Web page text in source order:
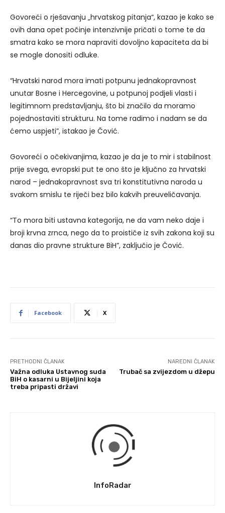
Govoreći o rješavanju „hrvatskog pitanja“, kazao je kako se
ovih dana opet počinje intenzivnije pričati o tome te da
smatra kako se mora napraviti dovoljno kapaciteta da bi
se mogle donositi odluke.
“Hrvatski narod mora imati potpunu jednakopravnost
unutar Bosne i Hercegovine, u potpunoj podjeli vlasti i
legitimnom predstavljanju, što bi značilo da moramo
pojednostaviti strukturu. Na tome radimo i nadam se da
ćemo uspjeti”, istakao je Čović.
Govoreći o očekivanjima, kazao je da je to mir i stabilnost
prije svega, evropski put te ono što je ključno za hrvatski
narod – jednakopravnost sva tri konstitutivna naroda u
svakom smislu te riječi bez bilo kakvih preuveličavanja.
“To mora biti ustavna kategorija, ne da vam neko daje i
broji krvna zrnca, nego da to proističe iz svih zakona koji su
danas dio pravne strukture BiH”, zaključio je Čović.
Facebook X
PRETHODNI ČLANAK
Važna odluka Ustavnog suda
BiH o kasarni u Bijeljini koja
treba pripasti državi
NAREDNI ČLANAK
Trubač sa zvijezdom u džepu
InfoRadar